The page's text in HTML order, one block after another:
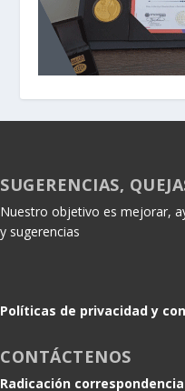
SUGERENCIAS,
Nuestro objetivo es mejorar,
y sugerencias
Políticas de privacidad y
CONTÁCTENOS
Radicación